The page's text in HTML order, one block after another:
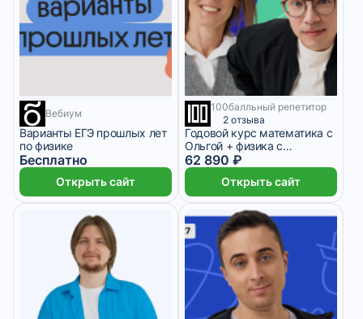
1 месяцВебиум
Варианты ЕГЭ прошлых лет
по физике
Бесплатно
Открыть сайт
9 месяцев
100балльный репетитор
2 отзыва
Годовой курс математика с
Ольгой + физика с
Кириллом | 7 класс
62 890 ₽
Открыть сайт